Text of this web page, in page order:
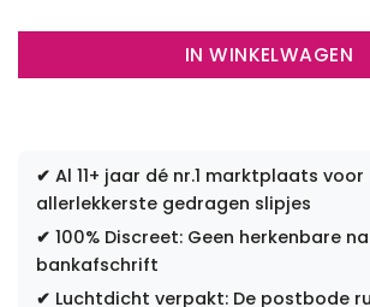
IN WINKELWAGEN
✔ Al 11+ jaar dé nr.1 marktplaats voor
allerlekkerste gedragen slipjes
✔ 100% Discreet: Geen herkenbare
bankafschrift
✔ Luchtdicht verpakt: De postbode